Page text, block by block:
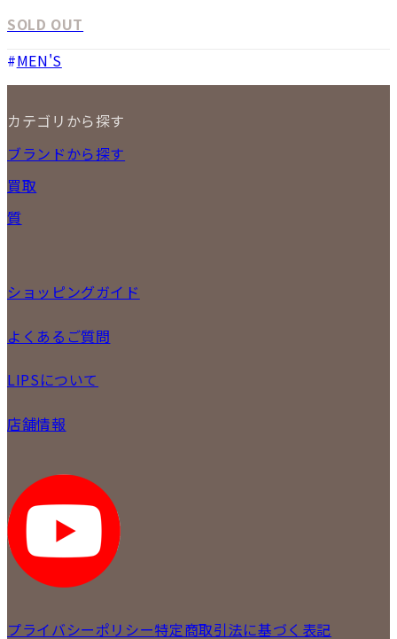
SOLD OUT
MEN'S
カテゴリから探す
NEW ITEM
時計
小物
ブランドから探す
買取
宅配買取
委託販売
LINE査定
買取実績
質
ショッピングガイド
商品について
お支払いについて
保証について
よくあるご質問
商品について
質について
返品について
LIPSについて
各事業部の紹介
STAFFBLOG
SNS
店舗情報
LIPS 新宿店
LIPS 札幌パルコ店
LIPS 札幌白石店
LIPS 通信販売事業部
プライバシーポリシー特定商取引法に基づく表記